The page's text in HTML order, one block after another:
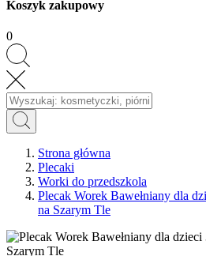
Koszyk zakupowy
0
Strona główna
Plecaki
Worki do przedszkola
Plecak Worek Bawełniany dla
na Szarym Tle